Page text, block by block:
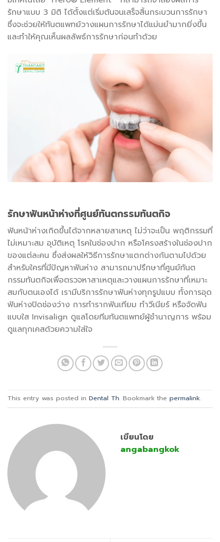
รักษาแบบ 3 มิติ ได้ตั้งแต่เริ่มต้นจนเสร็จสิ้นกระบวนการรักษา
ซึ่งจะช่วยให้ทันตแพทย์วางแผนการรักษาได้แม่นยำมากยิ่งขึ้น
และทำให้คุณเห็นผลลัพธ์การรักษาก่อนทำด้วย
รักษาฟันหน้าห่างที่ศูนย์ทันตกรรมทันตกิจ
ฟันหน้าห่างเกิดขึ้นได้จากหลายสาเหตุ ไม่ว่าจะเป็น พฤติกรรมที่
ไม่เหมาะสม อุบัติเหตุ โรคในช่องปาก หรือโครงสร้างในช่องปาก
ของแต่ละคน ซึ่งส่งผลให้วิธีการรักษาแตกต่างกันตามไปด้วย
สำหรับใครที่มีปัญหาฟันห่าง สามารถมาปรึกษาที่ศูนย์ทันต
กรรมทันตกิจเพื่อตรวจหาสาเหตุและวางแผนการรักษาที่เหมาะ
สมกับตนเองได้ เรามีบริการรักษาฟันห่างทุกรูปแบบ ทั้งการอุด
ฟันห่างปิดช่องว่าง การทำรากฟันเทียม ทำวีเนียร์ หรือจัดฟัน
แบบใส Invisalign ดูแลโดยทีมทันตแพทย์ผู้ชำนาญการ พร้อม
ดูแลทุกเคสด้วยความใส่ใจ
This entry was posted in Dental Th. Bookmark the permalink.
เขียนโดย
angabangkok